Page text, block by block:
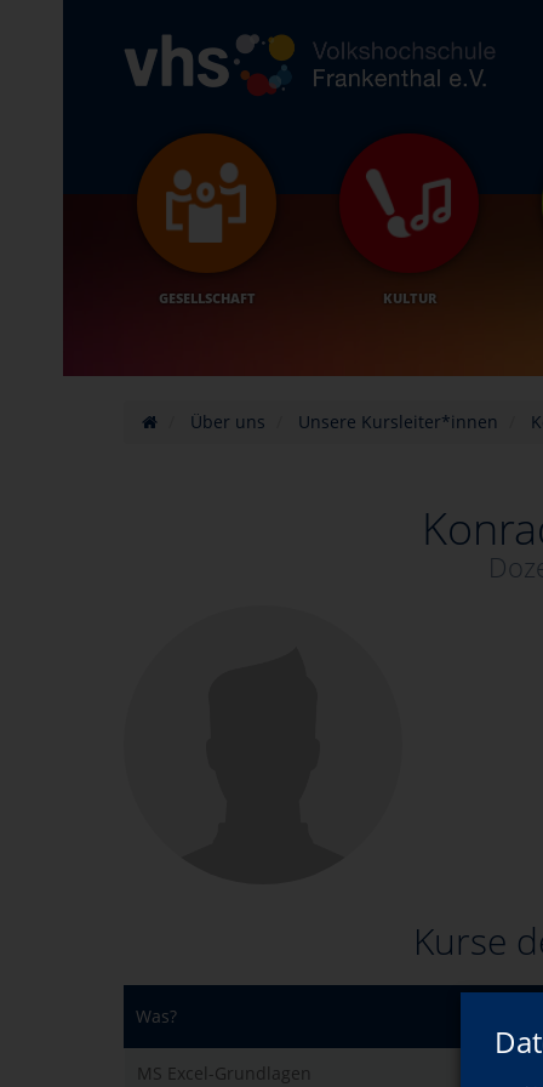
GESELLSCHAFT KULTUR
Über uns Unsere Kursleiter*innen
Kurse
Was?
MS Excel-Grundlagen